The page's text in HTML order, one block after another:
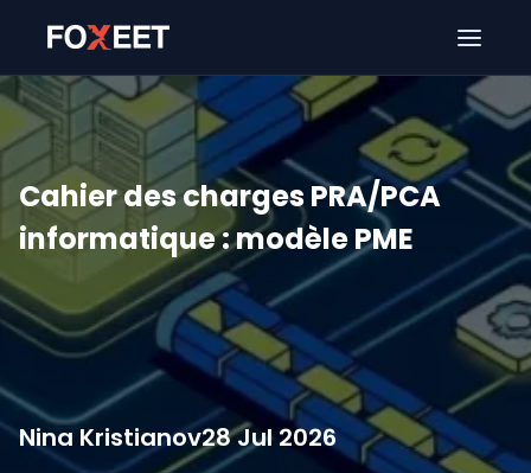
Cahier des charges PRA/PCA
informatique : modèle PME
Nina Kristianov28 Jul 2026